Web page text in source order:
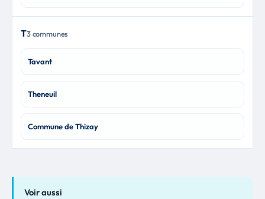
T3 communes
Tavant
Theneuil
Commune de Thizay
Voir aussi